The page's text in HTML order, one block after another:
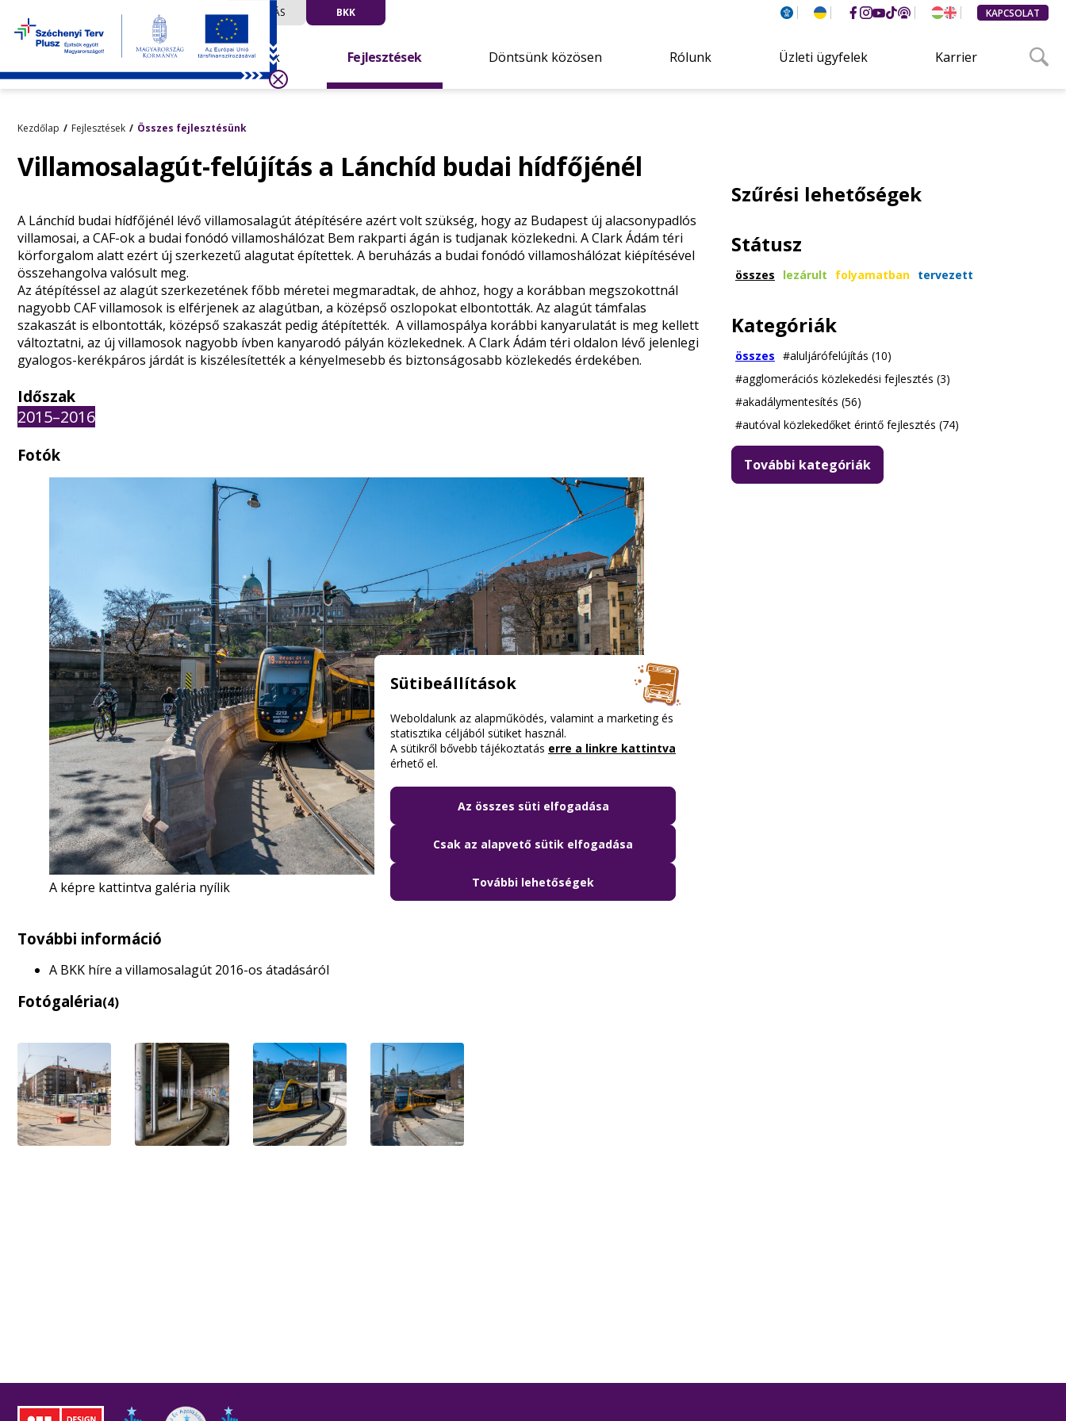
UTAZÁS BKK KAPCSOLAT
Hírek Fejlesztések Döntsünk közösen Rólunk Üzleti ügyfelek Karrier
Kezdőlap Fejlesztések Összes fejlesztésünk
Villamosalagút-felújítás a Lánchíd budai hídfőjénél
A Lánchíd budai hídfőjénél lévő villamosalagút átépítésére azért volt szükség, hogy az Budapest új alacsonypadlós
villamosai, a CAF-ok a budai fonódó villamoshálózat Bem rakparti ágán is tudjanak közlekedni. A Clark Ádám téri
körforgalom alatt ezért új szerkezetű alagutat építettek. A beruházás a budai fonódó villamoshálózat kiépítésével
összehangolva valósult meg.
Az átépítéssel az alagút szerkezetének főbb méretei megmaradtak, de ahhoz, hogy a korábban megszokottnál
nagyobb CAF villamosok is elférjenek az alagútban, a középső oszlopokat elbontották. Az alagút támfalas
szakaszát is elbontották, középső szakaszát pedig átépítették. A villamospálya korábbi kanyarulatát is meg kellett
változtatni, az új villamosok nagyobb ívben kanyarodó pályán közlekednek. A Clark Ádám téri oldalon lévő jelenlegi
gyalogos-kerékpáros járdát is kiszélesítették a kényelmesebb és biztonságosabb közlekedés érdekében.
Időszak
2015–2016
Fotók
A képre kattintva galéria nyílik
További információ
A BKK híre a villamosalagút 2016-os átadásáról
Fotógaléria(4)
Szűrési lehetőségek
Státusz
összes lezárult folyamatban tervezett
Kategóriák
összes #aluljárófelújítás (10)
#agglomerációs közlekedési fejlesztés (3)
#akadálymentesítés (56)
#autóval közlekedőket érintő fejlesztés (74)
További kategóriák
Sütibeállítások
Weboldalunk az alapműködés, valamint a marketing és
statisztika céljából sütiket használ.
A sütikről bővebb tájékoztatás erre a linkre kattintva
érhető el.
Az összes süti elfogadása
Csak az alapvető sütik elfogadása
További lehetőségek